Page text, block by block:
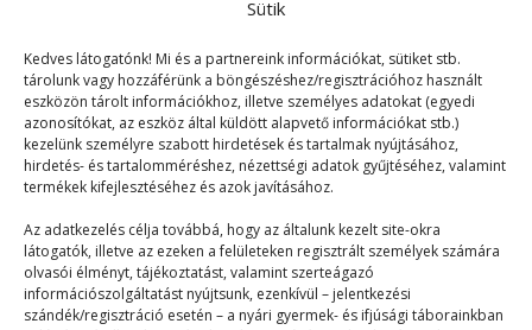
Sütik
Kedves látogatónk! Mi és a partnereink információkat, sütiket stb.
tárolunk vagy hozzáférünk a böngészéshez/regisztrációhoz használt
eszközön tárolt információkhoz, illetve személyes adatokat (egyedi
azonosítókat, az eszköz által küldött alapvető információkat stb.)
kezelünk személyre szabott hirdetések és tartalmak nyújtásához,
hirdetés- és tartalomméréshez, nézettségi adatok gyűjtéséhez, valamint
termékek kifejlesztéséhez és azok javításához.
Az adatkezelés célja továbbá, hogy az általunk kezelt site-okra
látogatók, illetve az ezeken a felületeken regisztrált személyek számára
olvasói élményt, tájékoztatást, valamint szerteágazó
információszolgáltatást nyújtsunk, ezenkívül – jelentkezési
szándék/regisztráció esetén – a nyári gyermek- és ifjúsági táborainkban
A sulis kaja még mindig
rosszabb
Táborélmény
2023. 06. 08.
Kritizálni fogom a kaját. Tegnap jól megtömtem a